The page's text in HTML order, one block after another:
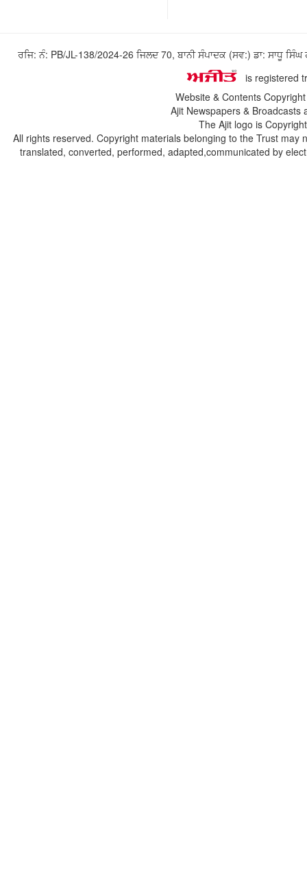
ਰਜਿ: ਨੰ: PB/JL-138/2024-26 ਜਿਲਦ 70, ਬਾਨੀ ਸੰਪਾਦਕ (ਸਵ:) ਡਾ: ਸਾਧੂ
is registered
Website & Contents
Ajit Newspapers &
The Ajit logo is
All rights reserved. Copyright materials belonging to the Trust
translated, converted, performed, adapted,communicated by